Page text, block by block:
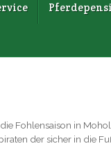
Fohlensaison in
der sicher in die